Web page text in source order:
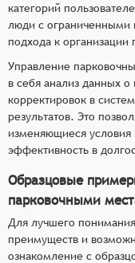
категорий
люди с ограниченными
подхода к организации
Управление
в себя анализ данных
корректировок в
результатов. Это
изменяющиеся условия
эффективность в
Образцовые
парковочными
Для лучшего
преимуществ и
ознакомление с